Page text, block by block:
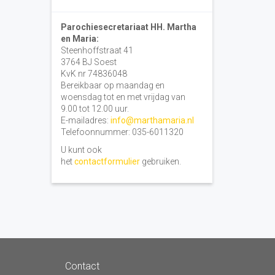
Parochiesecretariaat HH. Martha
en Maria:
Steenhoffstraat 41
3764 BJ Soest
KvK nr 74836048
Bereikbaar op maandag en
woensdag tot en met vrijdag van
9.00 tot 12.00 uur.
E-mailadres: info@marthamaria.nl
Telefoonnummer: 035-6011320
U kunt ook
hetcontactformuliergebruiken.
Contact